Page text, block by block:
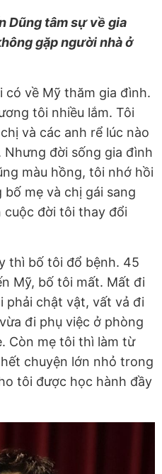
Dũng tâm sự về gia
gặp người nhà ở
có về Mỹ thăm gia đình.
tôi nhiều lắm. Tôi
và các anh rể lúc nào
đời sống gia đình
màu hồng, tôi nhớ hồi
bố mẹ và chị gái sang
cuộc đời tôi thay đổi
thì bố tôi đổ bệnh. 45
Mỹ, bố tôi mất. Mất đi
phải chật vật, vất vả đi
đi phụ việc ở phòng
Còn mẹ tôi thì làm từ
chuyện lớn nhỏ trong
tôi được học hành đầy